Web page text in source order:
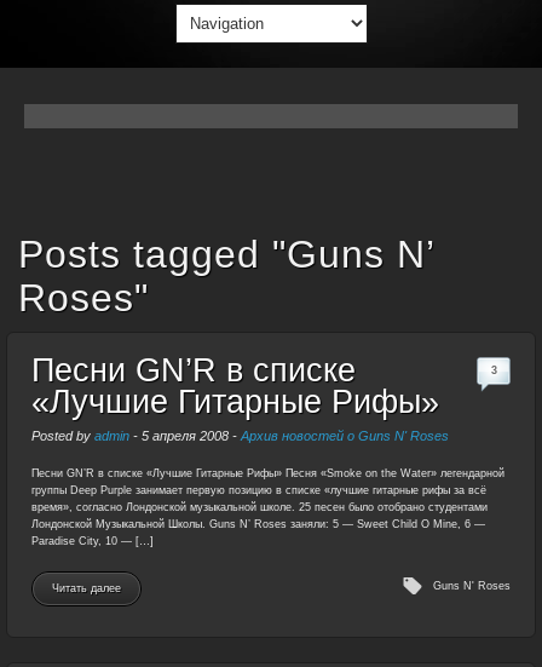
Posts tagged "Guns N’
Roses"
Песни GN’R в списке
«Лучшие Гитарные Рифы»
Posted by admin - 5 апреля 2008 - Архив новостей о Guns N' Roses
3
Песни GN’R в списке «Лучшие Гитарные Рифы» Песня «Smoke on the Water» легендарной
группы Deep Purple занимает первую позицию в списке «лучшие гитарные рифы за всё
время», согласно Лондонской музыкальной школе. 25 песен было отобрано студентами
Лондонской Музыкальной Школы. Guns N’ Roses заняли: 5 — Sweet Child O Mine, 6 —
Paradise City, 10 — […]
Читать далее Guns N' Roses